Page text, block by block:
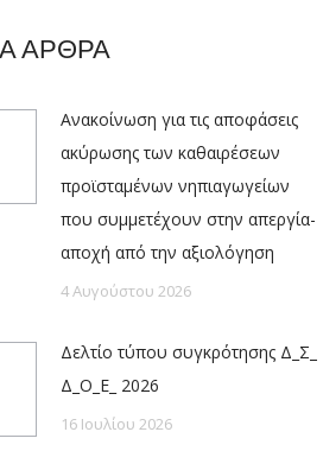
ΑΡΘΡΑ
Ανακοίνωση για τις αποφάσεις
ακύρωσης των καθαιρέσεων
προϊσταμένων νηπιαγωγείων
που συμμετέχουν στην απεργία-
αποχή από την αξιολόγηση
4 Αυγούστου 2026
Δελτίο τύπου συγκρότησης Δ_Σ_
Δ_Ο_Ε_ 2026
16 Ιουλίου 2026